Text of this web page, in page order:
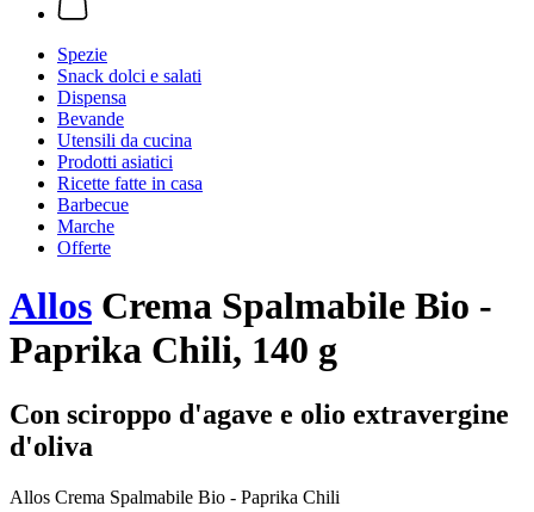
Spezie
Snack dolci e salati
Dispensa
Bevande
Utensili da cucina
Prodotti asiatici
Ricette fatte in casa
Barbecue
Marche
Offerte
Allos Crema Spalmabile Bio -
Paprika Chili, 140 g
Con sciroppo d'agave e olio extravergine
d'oliva
Allos Crema Spalmabile Bio - Paprika Chili